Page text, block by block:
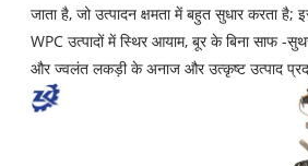
जाता है, जो उत्पादन क्षमता में बहुत सुधार करता है;
WPC उत्पादों में स्थिर आयाम, बूर के बिना साफ -
और ज्वलंत लकड़ी के अनाज और उत्कृष्ट उत्पाद